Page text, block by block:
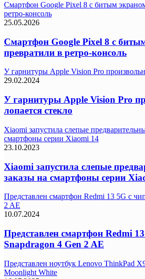
Смартфон Google Pixel 8 с битым
ретро-консоль
25.05.2026
Смартфон Google Pixel 8 с
превратили в ретро-консоль
У гарнитуры Apple Vision Pro
29.02.2024
У гарнитуры Apple Vision Pro
лопается стекло
Xiaomi запустила слепые
смартфоны серии Xiaomi 14
23.10.2023
Xiaomi запустила слепые
заказы на смартфоны серии
Представлен смартфон Redmi 13 5G с
2 AE
10.07.2024
Представлен смартфон Redmi
Snapdragon 4 Gen 2 AE
Представлен ноутбук Lenovo ThinkPad
Moonlight White